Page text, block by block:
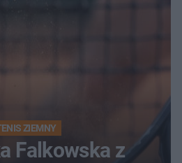
ZIEMNY
Falkowska z